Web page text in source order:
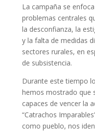
La campaña se
problemas centrales
la desconfianza, la
y la falta de medidas
sectores rurales, en
de subsistencia.
Durante este tiempo
hemos mostrado que
capaces de vencer la
“Catrachos
como pueblo, nos